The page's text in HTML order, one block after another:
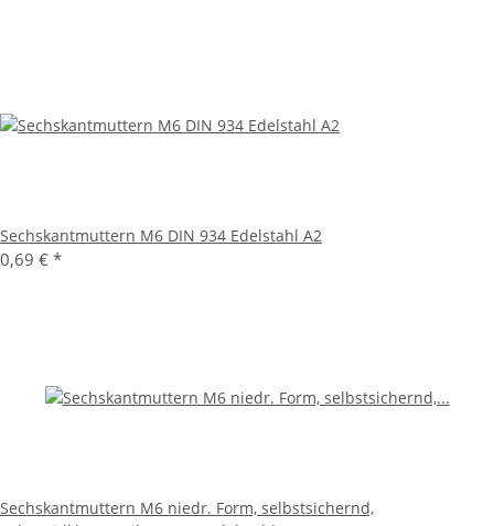
Sechskantmuttern M6 DIN 934 Edelstahl A2
0,69 € *
Sechskantmuttern M6 niedr. Form, selbstsichernd,